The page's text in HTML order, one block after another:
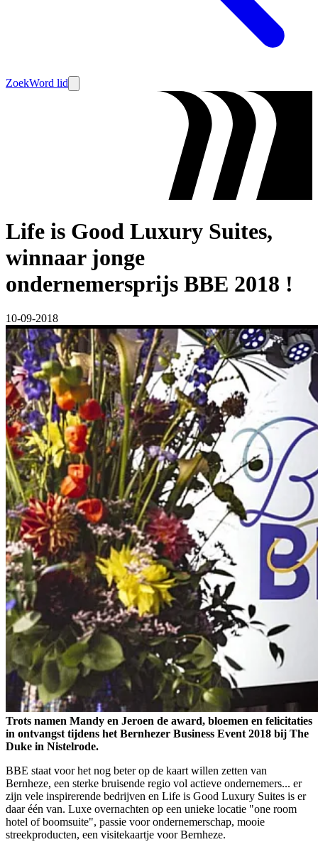
ZoekWord lid
Life is Good Luxury Suites,
winnaar jonge
ondernemersprijs BBE 2018 !
10-09-2018
Trots namen Mandy en Jeroen de award, bloemen en felicitaties
in ontvangst tijdens het Bernhezer Business Event 2018 bij The
Duke in Nistelrode.
BBE staat voor het nog beter op de kaart willen zetten van
Bernheze, een sterke bruisende regio vol actieve ondernemers... er
zijn vele inspirerende bedrijven en Life is Good Luxury Suites is er
daar één van. Luxe overnachten op een unieke locatie "one room
hotel of boomsuite", passie voor ondernemerschap, mooie
streekproducten, een visitekaartje voor Bernheze.